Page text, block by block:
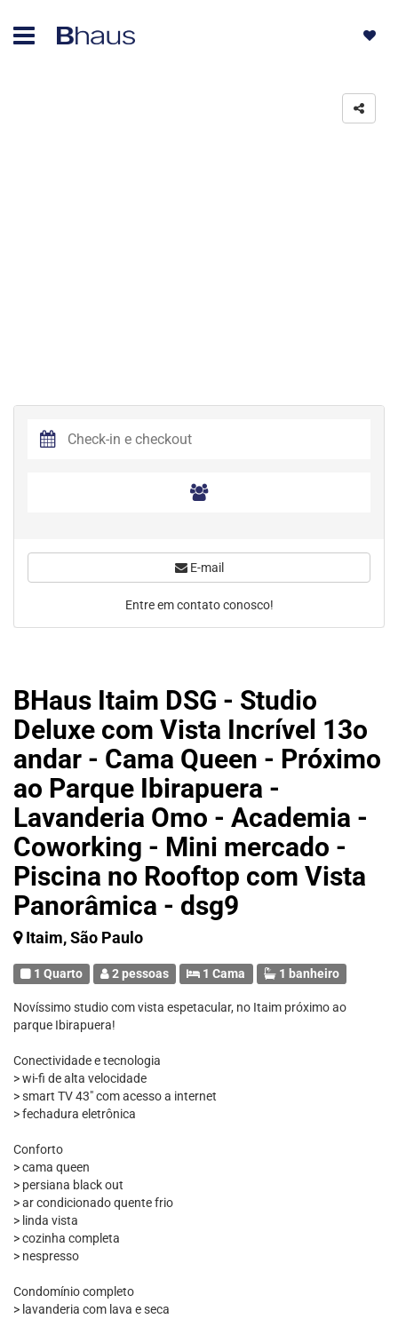
BHaus Itaim DSG - Studio
Deluxe com Vista Incrível 13o
andar - Cama Queen - Próximo
ao Parque Ibirapuera -
Lavanderia Omo - Academia -
Coworking - Mini mercado -
Piscina no Rooftop com Vista
Panorâmica - dsg9
Itaim, São Paulo
1 Quarto 2 pessoas 1 Cama 1 banheiro
Novíssimo studio com vista espetacular, no Itaim próximo ao
parque Ibirapuera!
Conectividade e tecnologia
> wi-fi de alta velocidade
> smart TV 43" com acesso a internet
> fechadura eletrônica
Conforto
> cama queen
> persiana black out
> ar condicionado quente frio
> linda vista
> cozinha completa
> nespresso
Condomínio completo
> lavanderia com lava e seca
E-mail
Entre em contato conosco!